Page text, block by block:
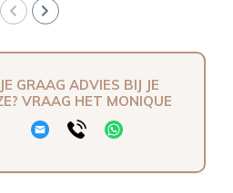
GRAAG ADVIES BIJ JE
VRAAG HET MONIQUE